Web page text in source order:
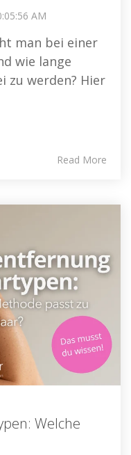
AM
man bei einer
wie lange
zu werden? Hier
Read More
Welche